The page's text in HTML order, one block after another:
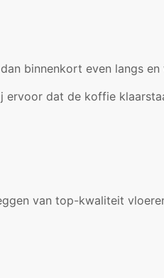
binnenkort even langs en
ervoor dat de koffie
van top-kwaliteit